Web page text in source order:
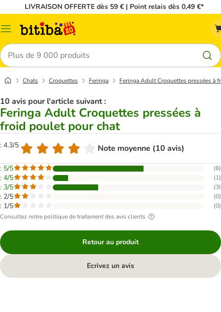
LIVRAISON OFFERTE dès 59 € | Point relais dès 0,49 €*
Menu
Rechercher
Chats Croquettes Feringa Feringa Adult Croquettes pressées à
10 avis pour l'article suivant :
Feringa Adult Croquettes pressées à
froid poulet pour chat
: 4.3/5 Note moyenne (10 avis)
: 5/5 (6)
: 4/5 (1)
: 3/5 (3)
: 2/5 (0)
: 1/5 (0)
Consultez notre politique de traitement des avis clients
Retour au produit
Ecrivez un avis